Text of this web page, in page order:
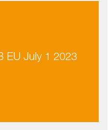
EU July 1 2023